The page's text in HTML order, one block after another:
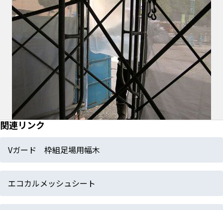
関連リンク
Vガード 枠組足場用幅木
エコカルメッシュシート